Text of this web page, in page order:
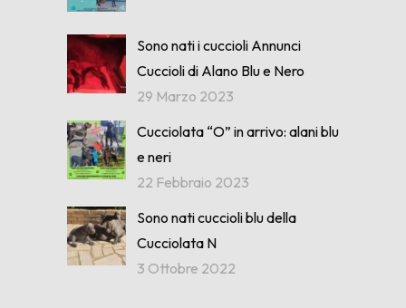
Sono nati i cuccioli Annunci
Cuccioli di Alano Blu e Nero
29 Marzo 2023
Cucciolata “O” in arrivo: alani blu
e neri
22 Febbraio 2023
Sono nati cuccioli blu della
Cucciolata N
3 Ottobre 2022